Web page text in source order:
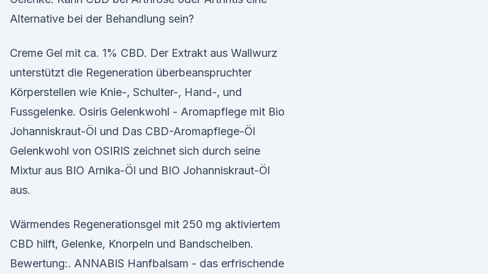
Alternative bei der Behandlung sein?
Creme Gel mit ca. 1% CBD. Der Extrakt aus Wallwurz
unterstützt die Regeneration überbeanspruchter
Körperstellen wie Knie-, Schulter-, Hand-, und
Fussgelenke. Osiris Gelenkwohl - Aromapflege mit Bio
Johanniskraut-Öl und Das CBD-Aromapflege-Öl
Gelenkwohl von OSIRIS zeichnet sich durch seine
Mixtur aus BIO Arnika-Öl und BIO Johanniskraut-Öl
aus.
Wärmendes Regenerationsgel mit 250 mg aktiviertem
CBD hilft, Gelenke, Knorpeln und Bandscheiben.
Bewertung:. ANNABIS Hanfbalsam - das erfrischende